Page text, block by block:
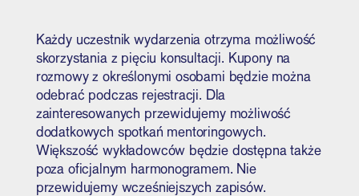
Każdy uczestnik wydarzenia otrzyma możliwość
skorzystania z pięciu konsultacji. Kupony na
rozmowy z określonymi osobami będzie można
odebrać podczas rejestracji. Dla
zainteresowanych przewidujemy możliwość
dodatkowych spotkań mentoringowych.
Większość wykładowców będzie dostępna także
poza oficjalnym harmonogramem. Nie
przewidujemy wcześniejszych zapisów.